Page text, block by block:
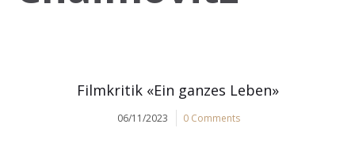
Filmkritik «Ein ganzes Leben»
06/11/2023 0 Comments